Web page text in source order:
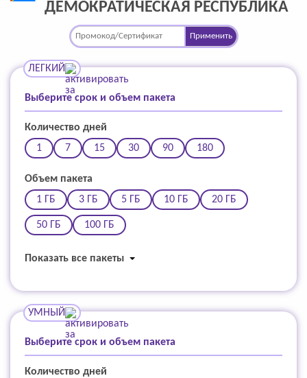
ДЕМОКРАТИЧЕСКАЯ РЕСПУБЛИКА
Применить
ЛЕГКИЙ
Выберите срок и объем пакета
Количество дней
1
7 15 30 90 180
Объем пакета
1 ГБ
3 ГБ 5 ГБ 10 ГБ 20 ГБ
50 ГБ 100 ГБ
Показать все пакеты
УМНЫЙ
Выберите срок и объем пакета
Количество дней